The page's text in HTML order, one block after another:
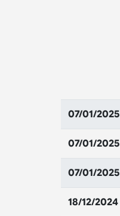
07/01/2025
07/01/2025
07/01/2025
18/12/2024